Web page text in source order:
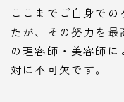
ここまでご自身で
たが、その努力を最
の理容師・美容師
対に不可欠です。